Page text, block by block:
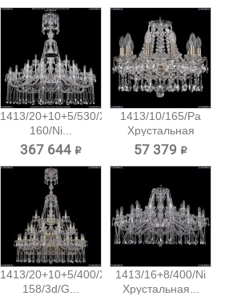
1413/20+10+5/530/XL-
160/Ni...
367 644 ₽
1413/10/165/Pa
Хрустальная
подвесная...
57 379 ₽
1413/20+10+5/400/XL-
158/3d/G...
1413/16+8/400/Ni
Хрустальная...